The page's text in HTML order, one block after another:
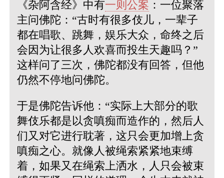
《杂阿含经》中有一则公案 ：一位聚落
主问佛陀：“古时有很多伎儿，一辈子
都在唱歌、跳舞，娱乐大众，命终之后
会因为让很多人欢喜而投生天趣吗？”
这样问了三次，佛陀都没有回答，但他
仍然不停地问佛陀。
于是佛陀告诉他：“实际上大部分的歌
舞伎乐都是以贪嗔痴而造作的，然后人
们又对它进行耽著，这只会更加增上贪
嗔痴之心。就像人被绳索紧紧地束缚
着，如果又在绳索上洒水，人只会被束